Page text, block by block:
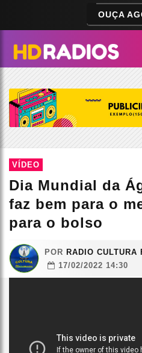
OUÇA
VÍDEO
Dia Mundial da
faz bem para o
para o bolso
POR RADIO CULTURA
17/02/2022 14:30